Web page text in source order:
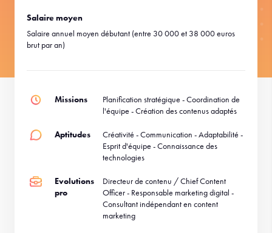
Salaire moyen
Salaire annuel moyen débutant (entre 30 000 et 38 000 euros
brut par an)
Missions
Planification stratégique - Coordination de
l'équipe - Création des contenus adaptés
Aptitudes
Créativité - Communication - Adaptabilité -
Esprit d'équipe - Connaissance des
technologies
Evolutions
pro
Directeur de contenu / Chief Content
Officer - Responsable marketing digital -
Consultant indépendant en content
marketing